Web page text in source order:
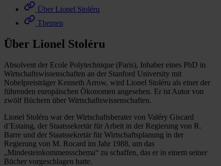
Über Lionel Stoléru
Themen
Über Lionel Stoléru
Absolvent der Ecole Polytechnique (Paris), Inhaber eines PhD in
Wirtschaftswissenschaften an der Stanford University mit
Nobelpreisträger Kenneth Arrow, wird Lionel Stoléru als einer der
führenden europäischen Ökonomen angesehen. Er ist Autor von
zwölf Büchern über Wirtschaftswissenschaften.
Lionel Stoléru war der Wirtschaftsberater von Valéry Giscard
d’Estaing, der Staatssekretär für Arbeit in der Regierung von R.
Barre und der Staatssekretär für Wirtschaftsplanung in der
Regierung von M. Rocard im Jahr 1988, um das
„Mindesteinkommensschema“ zu schaffen, das er in einem seiner
Bücher vorgeschlagen hatte.